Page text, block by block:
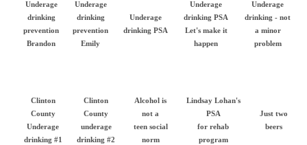
Underage
drinking
prevention
Brandon
Underage
drinking
prevention
Emily
Underage
drinking PSA
Underage
drinking PSA
Let's make it
happen
Underage
drinking - not
a minor
problem
Clinton
County
Underage
drinking #1
Clinton
County
underage
drinking #2
Alcohol is
not a
teen social
norm
Lindsay Lohan's
PSA
for rehab
program
Just two
beers